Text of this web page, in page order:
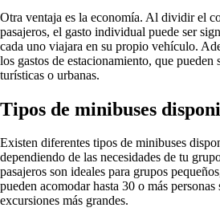
Otra ventaja es la economía. Al dividir el
pasajeros, el gasto individual puede ser
cada uno viajara en su propio vehículo.
los gastos de estacionamiento, que pueden
turísticas o urbanas.
Tipos de minibuses
Existen diferentes tipos de minibuses
dependiendo de las necesidades de tu
pasajeros son ideales para grupos
pueden acomodar hasta 30 o más personas
excursiones más grandes.